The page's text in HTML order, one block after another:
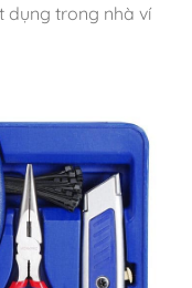
dụng trong nhà ví